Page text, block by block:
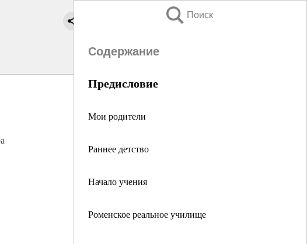
Поиск
Содержание
Предисловие
Мои родители
Раннее детство
Начало учения
Роменское реальное училище